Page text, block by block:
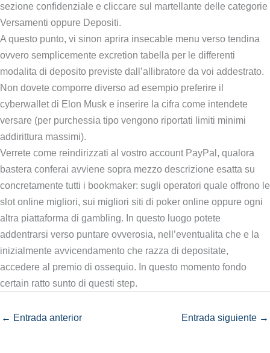
sezione confidenziale e cliccare sul martellante delle categorie
Versamenti oppure Depositi.
A questo punto, vi sinon aprira insecable menu verso tendina
ovvero semplicemente excretion tabella per le differenti
modalita di deposito previste dall’allibratore da voi addestrato.
Non dovete comporre diverso ad esempio preferire il
cyberwallet di Elon Musk e inserire la cifra come intendete
versare (per purchessia tipo vengono riportati limiti minimi
addirittura massimi).
Verrete come reindirizzati al vostro account PayPal, qualora
bastera conferai avviene sopra mezzo descrizione esatta su
concretamente tutti i bookmaker: sugli operatori quale offrono le
slot online migliori, sui migliori siti di poker online oppure ogni
altra piattaforma di gambling. In questo luogo potete
addentrarsi verso puntare ovverosia, nell’eventualita che e la
inizialmente avvicendamento che razza di depositate,
accedere al premio di ossequio. In questo momento fondo
certain ratto sunto di questi step.
← Entrada anterior Entrada siguiente →